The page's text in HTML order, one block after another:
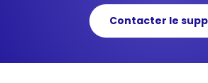
Contacter le